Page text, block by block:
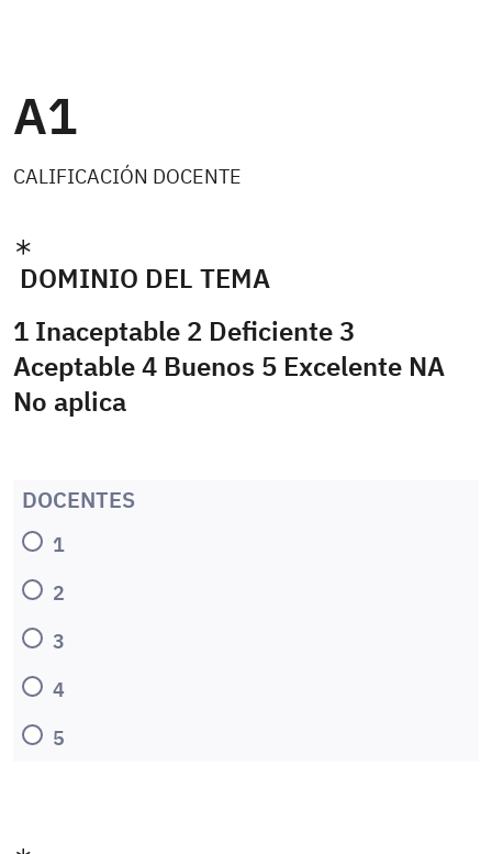
A1
CALIFICACIÓN DOCENTE
DOMINIO DEL TEMA
1 Inaceptable 2 Deficiente 3
Aceptable 4 Buenos 5 Excelente NA
No aplica
DOCENTES
1
2
3
4
5